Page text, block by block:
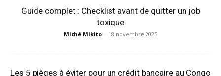
Guide complet : Checklist avant de quitter un job
toxique
Miché Mikito - 18 novembre 2025
Les 5 pièges à éviter pour un crédit bancaire au Congo